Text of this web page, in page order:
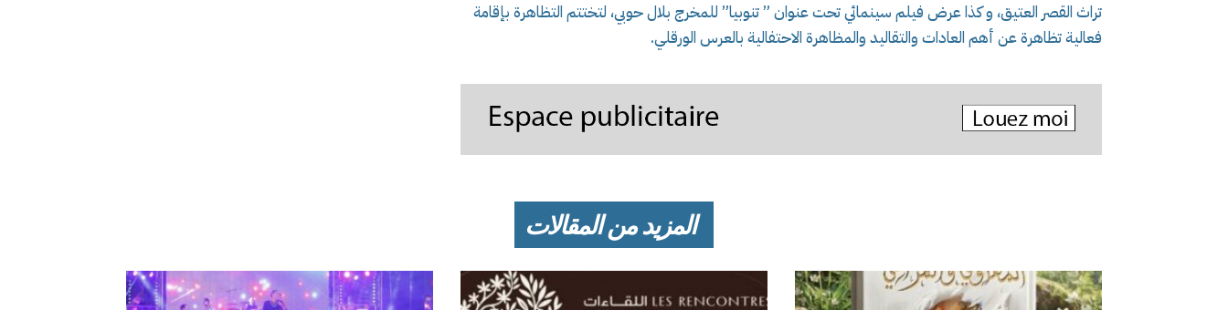
تراث القصر العتيق، و كذا عرض فيلم سينمائي تحت عنوان ” تنوبيا” للمخرج بلال حوبي، لتختتم التظاهرة بإقامة
فعالية تظاهرة عن أهم العادات والتقاليد والمظاهرة الاحتفالية بالعرس الورقلي.
المزيد من المقالات